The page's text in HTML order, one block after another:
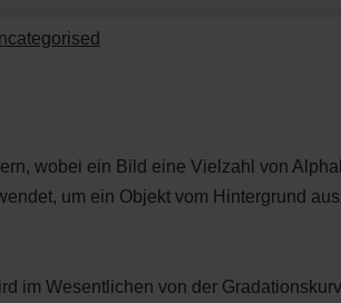
wobei ein Bild eine Vielzahl von
um ein Objekt vom Hintergrund
im Wesentlichen von der